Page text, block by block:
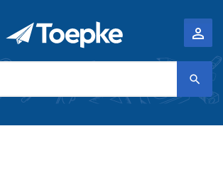

